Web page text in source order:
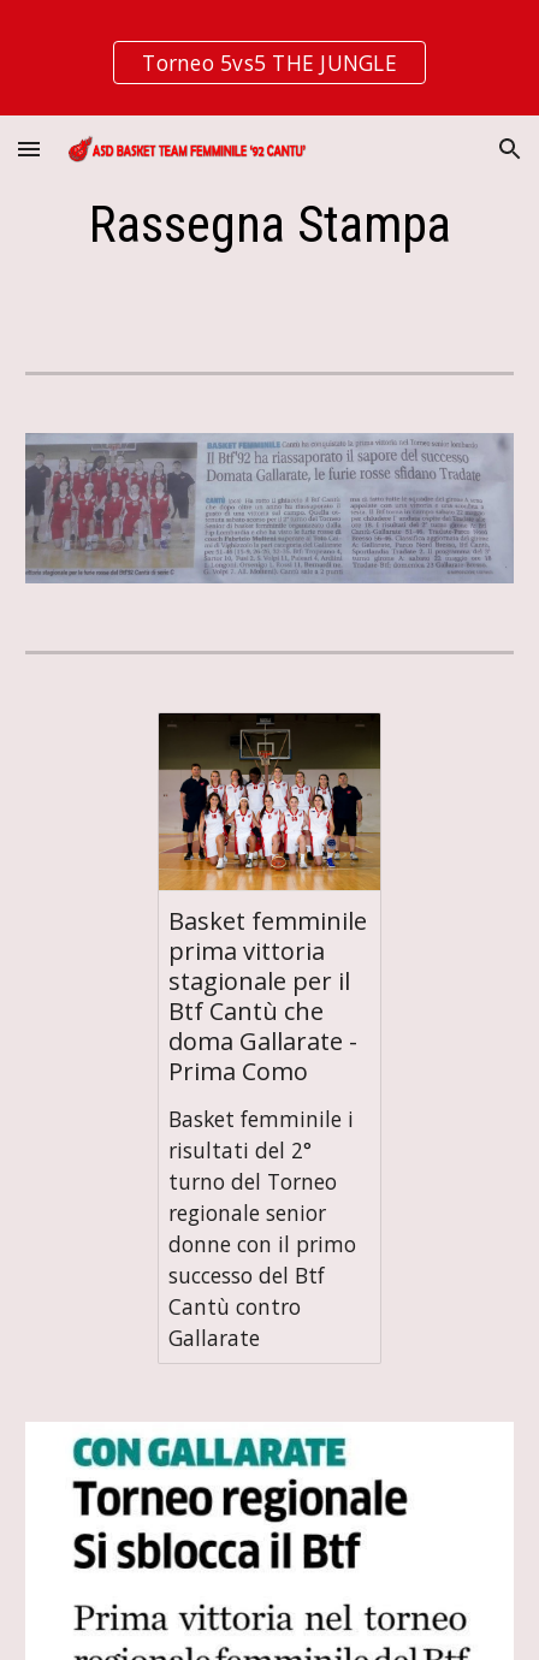
Skip to main content Skip to navigation
Torneo 5vs5 THE JUNGLE
Rassegna Stampa
Basket femminile
prima vittoria
stagionale per il
Btf Cantù che
doma Gallarate -
Prima Como
Basket femminile i
risultati del 2°
turno del Torneo
regionale senior
donne con il primo
successo del Btf
Cantù contro
Gallarate